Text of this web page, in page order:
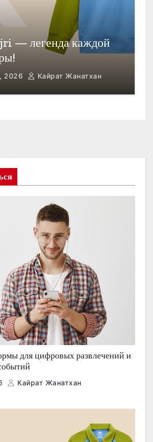
счет в Гонконге
2026 Кайрат Жанатхан
для цифровых развлечений и
Кайрат Жанатхан